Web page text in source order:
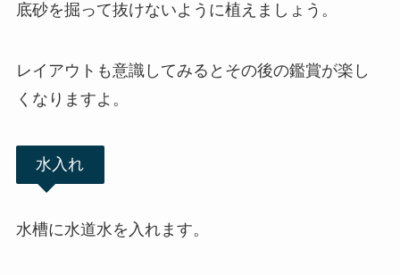
底砂を掘って抜けないように植えましょう。
レイアウトも意識してみるとその後の鑑賞が楽し
くなりますよ。
水入れ
水槽に水道水を入れます。